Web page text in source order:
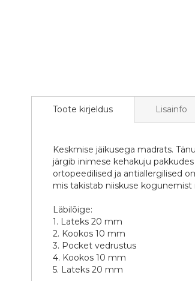
Toote kirjeldus
Keskmise jäikusega madrats.
järgib inimese kehakuju
ortopeedilised ja antiallergilised
mis takistab niiskuse kogunemist
Läbilõige:
1. Lateks 20 mm
2. Kookos 10 mm
3. Pocket vedrustus
4. Kookos 10 mm
5. Lateks 20 mm
Lisainfo